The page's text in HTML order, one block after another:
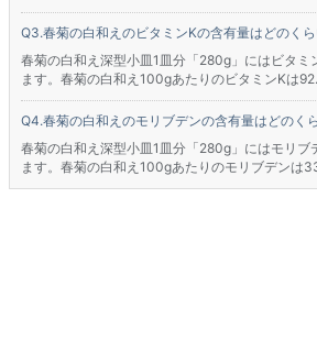
春菊の白和えのビタミンKの含有量はどのくら
春菊の白和え深型小皿1皿分「280g」にはビタミ
ます。春菊の白和え100gあたりのビタミンKは
春菊の白和えのモリブデンの含有量はどのく
春菊の白和え深型小皿1皿分「280g」にはモリ
ます。春菊の白和え100gあたりのモリブデンは